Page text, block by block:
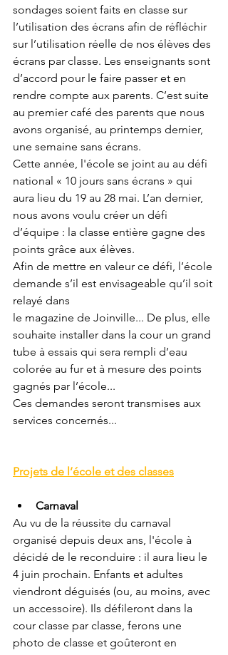
sondages soient faits en classe sur
l’utilisation des écrans afin de réfléchir
sur l’utilisation réelle de nos élèves des
écrans par classe. Les enseignants sont
d’accord pour le faire passer et en
rendre compte aux parents. C’est suite
au premier café des parents que nous
avons organisé, au printemps dernier,
une semaine sans écrans.
Cette année, l'école se joint au au défi
national « 10 jours sans écrans » qui
aura lieu du 19 au 28 mai. L’an dernier,
nous avons voulu créer un défi
d’équipe : la classe entière gagne des
points grâce aux élèves.
Afin de mettre en valeur ce défi, l’école
demande s’il est envisageable qu’il soit
relayé dans
le magazine de Joinville... De plus, elle
souhaite installer dans la cour un grand
tube à essais qui sera rempli d’eau
colorée au fur et à mesure des points
gagnés par l’école...
Ces demandes seront transmises aux
services concernés...
Projets de l’école et des classes
Carnaval
Au vu de la réussite du carnaval
organisé depuis deux ans, l'école à
décidé de le reconduire : il aura lieu le
4 juin prochain. Enfants et adultes
viendront déguisés (ou, au moins, avec
un accessoire). Ils défileront dans la
cour classe par classe, ferons une
photo de classe et goûteront en